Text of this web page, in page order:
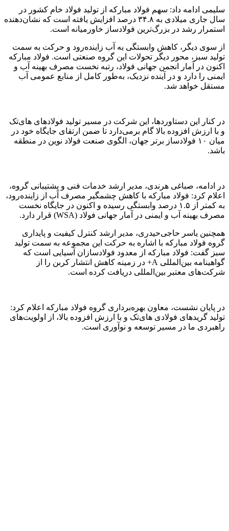
سلیمی ادامه داد: سهم فولاد مبارکه از تولید فولاد خام کشور در
سال جاری میلادی به ۳۴.۸ درصد افزایش یافته است که نشان‌دهنده
استمرار رشد در بزرگ‌ترین فولادساز خاورمیانه است.
از سوی دیگر، کاهش وابستگی به آب زاینده‌رود و حرکت به سمت
تولید سبز، محور دیگر تحولات این گروه صنعتی است. فولاد مبارکه
اکنون در آمار انجمن جهانی فولاد، رتبه نخست مصرف بهینه آب و
ایمنی را دارد و در آینده نزدیک، به‌طور کامل از منابع عمومی آب
مستقل خواهد شد.
در کنار این دستاوردها، این شرکت در مسیر تولید فولادهای های‌تک
و با ارزش افزوده بالا گام برمی‌دارد تا ضمن ارتقای جایگاه خود در
میان ۱۰ فولادساز برتر جهان، الگوی صنعت فولاد نوین در منطقه
باشد.
در ادامه، صباغی هرندی، مدیر ارشد خدمات فنی و پشتیبانی گروه،
اعلام کرد: فولاد مبارکه با کاهش چشمگیر مصرف آب از زاینده‌رود،
به کمتر از ۱.۵ درصد وابستگی رسیده و اکنون در جایگاه نخست
مصرف بهینه آب و ایمنی در آمار جهانی فولاد (WSA) قرار دارد.
همچنین یاسر حاجی‌حیدری، مدیر ارشد کنترل کیفیت و پایداری
گروه فولاد مبارکه با اشاره به حرکت این مجموعه به سمت تولید
سبز گفت: فولاد مبارکه از معدود فولادسازان آسیایی است که
گواهینامه بین‌المللی A+ در زمینه کاهش انتشار کربن را از
شرکت‌های معتبر بین‌المللی دریافت کرده است.
در پایان نشست، معاون بهره‌برداری گروه فولاد مبارکه اعلام کرد:
تولید گریدهای فولادی های‌تک و با ارزش افزوده بالا، از اولویت‌های
راهبردی ما در مسیر توسعه و نوآوری است.